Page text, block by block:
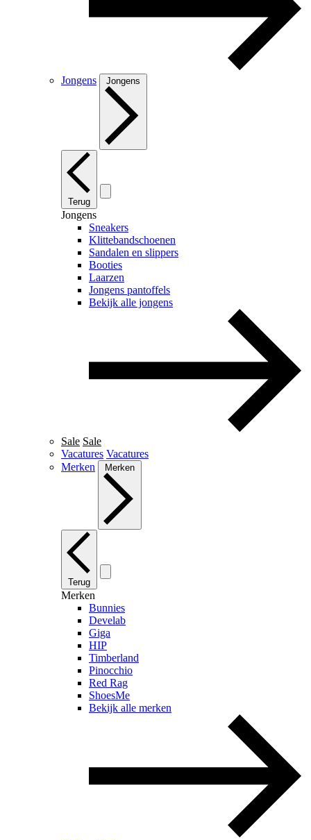
Jongens Jongens
Terug
Jongens
Sneakers
Klittebandschoenen
Sandalen en slippers
Booties
Laarzen
Jongens pantoffels
Bekijk alle jongens
Sale Sale
Vacatures Vacatures
Merken
Merken
Terug
Merken
Bunnies
Develab
Giga
HIP
Timberland
Pinocchio
Red Rag
ShoesMe
Bekijk alle merken